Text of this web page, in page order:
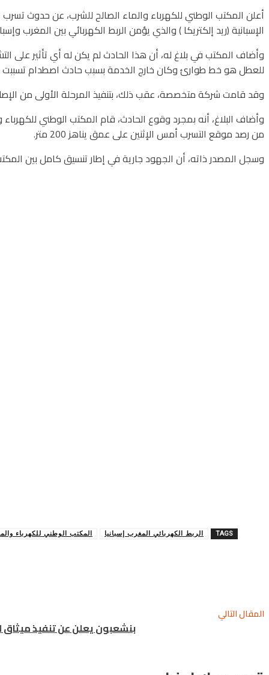
الإسبانية (ريد إلكتريكا ) والذي يؤمن الربط الكهربائي بين المغرب
للعطل هو خط طوارئ وكان خارج الخدمة بسبب حادث اصطدام تسببت
وقد قامت شركة متخصصة، عقب ذلك، بتنفيذ المرحلة الأولى من
وأضاف البلاغ، أنه بمجرد وقوع الحادث، قام المكتب الوطني
من رصد موقع التسرب أمس الإثنين على عمق يناهز 200 متر.
وسجل المصدر ذاته، أن الجهود جارية في إطار تنسيق كامل بين
TAGS الربط الكهربائي المغرب إسبانيا المكتب الوطني للكهرباء
المقال التالي
بنشعبون يعلن عن تنفيذ